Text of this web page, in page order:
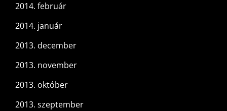
2014. február
2014. január
2013. december
2013. november
2013. október
2013. szeptember